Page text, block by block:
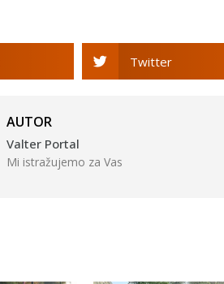
Twitter
AUTOR
Valter Portal
Mi istražujemo za Vas